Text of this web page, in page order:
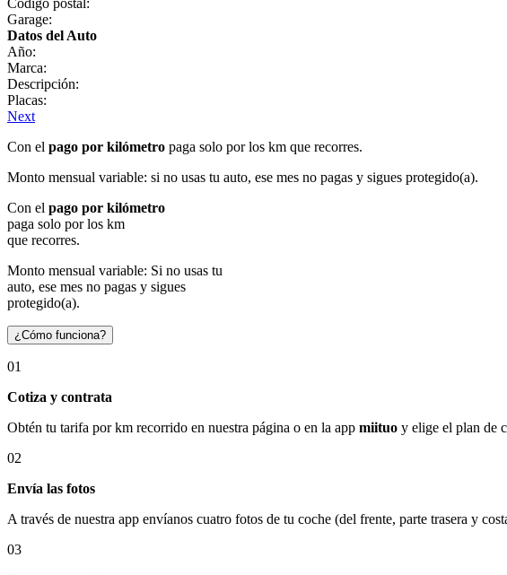
Garage:
Datos del Auto
Año:
Marca:
Descripción:
Placas:
Next
Con el pago por kilómetro paga solo por los km que recorres.
Monto mensual variable: si no usas tu auto, ese mes no pagas y sigues protegido(a).
Con el pago por kilómetro
paga solo por los km
que recorres.
Monto mensual variable: Si no usas tu
auto, ese mes no pagas y sigues
protegido(a).
¿Cómo funciona?
01
Cotiza y contrata
Obtén tu tarifa por km recorrido en nuestra página o en la app miituo y elige el plan de
02
Envía las fotos
A través de nuestra app envíanos cuatro fotos de tu coche (del frente, parte trasera y
03